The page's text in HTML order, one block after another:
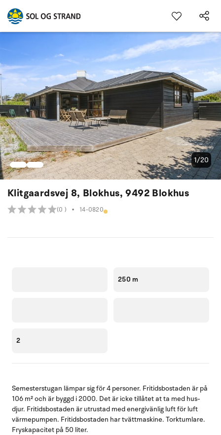
Klitgaardsvej 8, Blokhus, 9492 Blokhus
(0 ) • 14-0820
1/20
250 m
2
Semesterstugan lämpar sig för 4 personer. Fritidsbostaden är på
106 m² och är byggd i 2000. Det är icke tillåtet at ta med hus-
djur. Fritidsbostaden är utrustad med energivänlig luft för luft
värmepumpen. Fritidsbostaden har tvättmaskine. Torktumlare.
Fryskapacitet på 50 liter.